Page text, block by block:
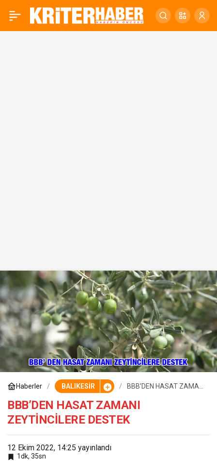
Haberler BALIKESİR
BBB’DEN HASAT ZAMANI
BBB’DEN HASAT ZAMANI
ZEYTİNCİLERE DESTEK
12 Ekim 2022, 14:25 yayınlandı
1dk, 35sn
BBB’DEN HASAT ZAMANI 0